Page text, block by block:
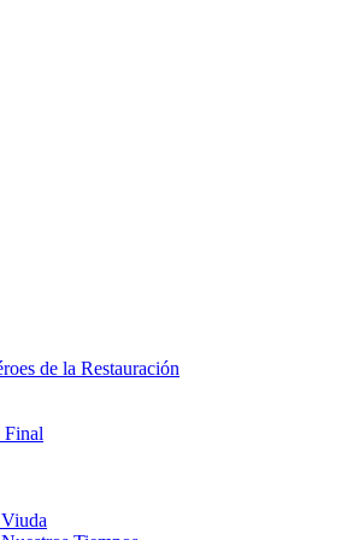
de la Restauración
Final